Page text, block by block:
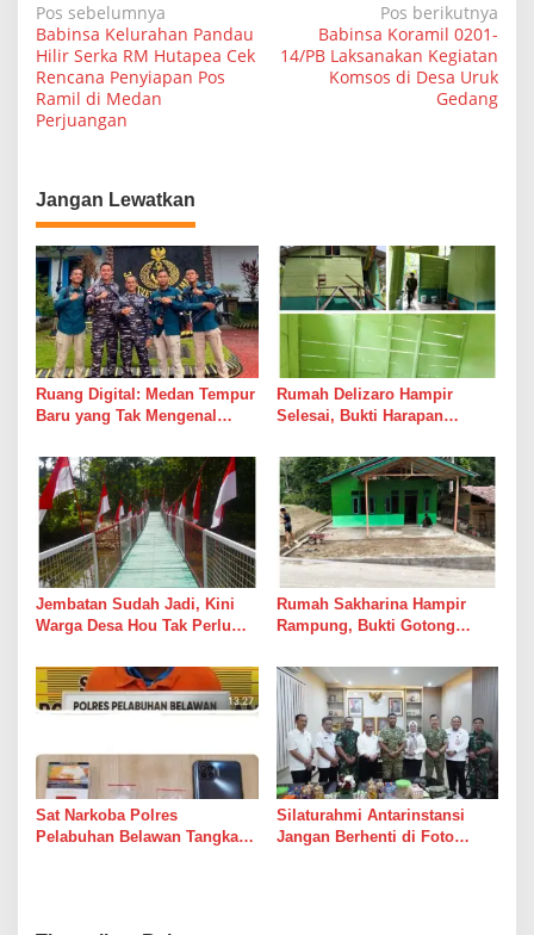
N
a
v
i
a
s
i
p
o
s
Pos sebelumnya
Babinsa Kelurahan Pandau
Hilir Serka RM Hutapea Cek
Rencana Penyiapan Pos
Ramil di Medan
Perjuangan
Pos berikutnya
Babinsa Koramil 0201-
14/PB Laksanakan Kegiatan
Komsos di Desa Uruk
Gedang
Jangan Lewatkan
Ruang Digital: Medan Tempur
Baru yang Tak Mengenal
Rumah Delizaro Hampir
Selesai, Bukti Harapan
Suara Palu dan Semen
Jembatan Sudah Jadi, Kini
Warga Desa Hou Tak Perlu
Sungai
Rumah Sakharina Hampir
Rampung, Bukti Gotong
dari Janji Banyak Orang
Sat Narkoba Polres
Pelabuhan Belawan Tangkap
Silaturahmi Antarinstansi
Jangan Berhenti di Foto